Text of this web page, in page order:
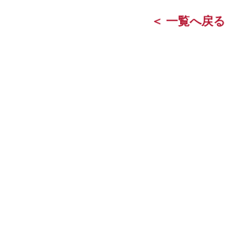
＜ 一覧へ戻る